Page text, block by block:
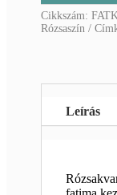
Cikkszám:
Rózsaszín
Leírás